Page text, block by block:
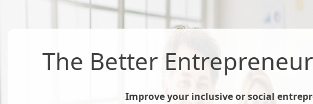
The Better
Improve your inclusive or social